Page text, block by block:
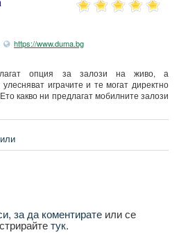
https://www.duma.bg
опция за залози на живо, а
играчите и те могат директно
какво ни предлагат мобилните залози
за да коментиратеили се
тук.